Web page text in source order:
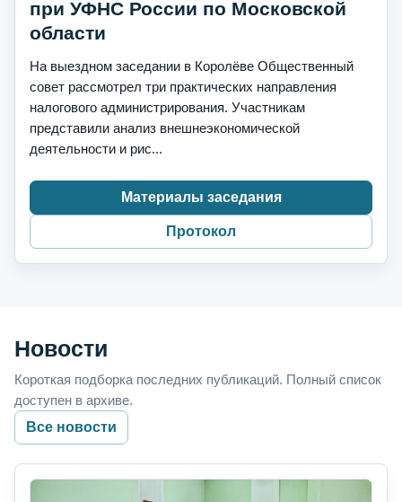
при УФНС России по Московской
области
На выездном заседании в Королёве Общественный
совет рассмотрел три практических направления
налогового администрирования. Участникам
представили анализ внешнеэкономической
деятельности и рис...
Материалы заседания
Протокол
Новости
Короткая подборка последних публикаций. Полный список
доступен в архиве.
Все новости